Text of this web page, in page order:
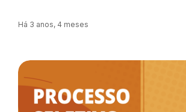
Há 3 anos, 4 meses